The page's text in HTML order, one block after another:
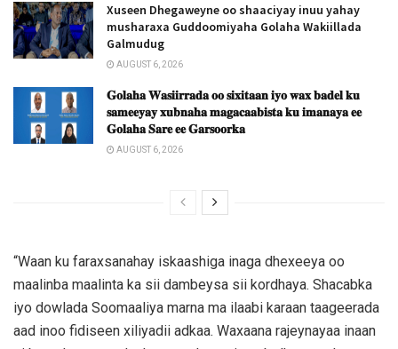
Xuseen Dhegaweyne oo shaaciyay inuu yahay
musharaxa Guddoomiyaha Golaha Wakiillada
Galmudug
AUGUST 6, 2026
𝐆𝐨𝐥𝐚𝐡𝐚 𝐖𝐚𝐬𝐢𝐢𝐫𝐫𝐚𝐝𝐚 𝐨𝐨 𝐬𝐢𝐱𝐢𝐭𝐚𝐚𝐧 𝐢𝐲𝐨 𝐰𝐚𝐱 𝐛𝐚𝐝𝐞𝐥 𝐤𝐮
𝐬𝐚𝐦𝐞𝐞𝐲𝐚𝐲 𝐱𝐮𝐛𝐧𝐚𝐡𝐚 𝐦𝐚𝐠𝐚𝐜𝐚𝐚𝐛𝐢𝐬𝐭𝐚 𝐤𝐮 𝐢𝐦𝐚𝐧𝐚𝐲𝐚 𝐞𝐞
𝐆𝐨𝐥𝐚𝐡𝐚 𝐒𝐚𝐫𝐞 𝐞𝐞 𝐆𝐚𝐫𝐬𝐨𝐨𝐫𝐤𝐚
AUGUST 6, 2026
“Waan ku faraxsanahay iskaashiga inaga dhexeeya oo
maalinba maalinta ka sii dambeysa sii kordhaya. Shacabka
iyo dowlada Soomaaliya marna ma ilaabi karaan taageerada
aad inoo fidiseen xiliyadii adkaa. Waxaana rajeynayaa inaan